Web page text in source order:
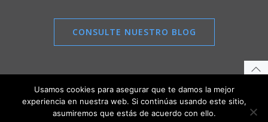
CONSULTE NUESTRO BLOG
Aviso legal|Política de Privacidad|Política de
Usamos cookies para asegurar que te damos la mejor
experiencia en nuestra web. Si continúas usando este sitio,
asumiremos que estás de acuerdo con ello.